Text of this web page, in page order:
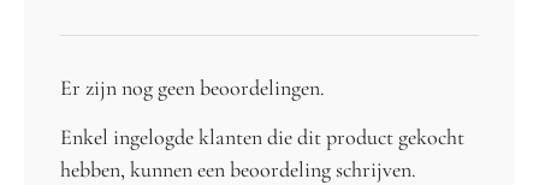
Er zijn nog geen beoordelingen.
Enkel ingelogde klanten die dit product gekocht
hebben, kunnen een beoordeling schrijven.